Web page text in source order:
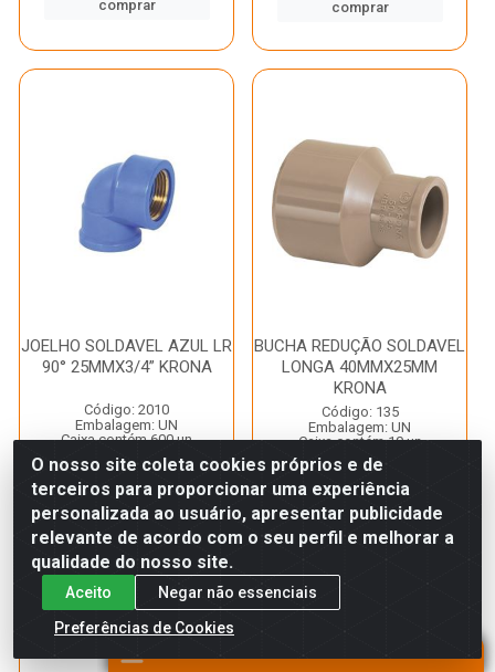
comprar
comprar
JOELHO SOLDAVEL AZUL LR
90° 25MMX3/4” KRONA
Código: 2010
Embalagem: UN
Caixa contém 600 un
*Imagem meramente ilustrativa
Faça seu login ou
cadastre-se para
ver preços e
comprar
BUCHA REDUÇÃO SOLDAVEL
LONGA 40MMX25MM
KRONA
Código: 135
Embalagem: UN
Caixa contém 10 un
*Imagem meramente ilustrativa
Faça seu login ou
cadastre-se para
comprar
O nosso site coleta cookies próprios e de
terceiros para proporcionar uma experiência
personalizada ao usuário, apresentar publicidade
relevante de acordo com o seu perfil e melhorar a
qualidade do nosso site.
Aceito
Negar não essenciais
Preferências de Cookies